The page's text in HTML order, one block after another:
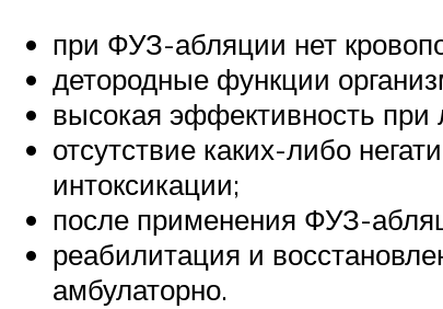
при ФУЗ-абляции нет
детородные функции
высокая эффективность
отсутствие каких-либо
интоксикации;
после применения ФУЗ-
реабилитация и
амбулаторно.